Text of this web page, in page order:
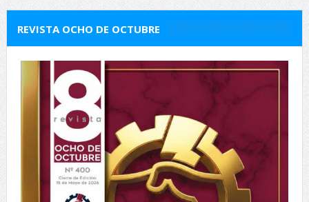
REVISTA OCHO DE OCTUBRE